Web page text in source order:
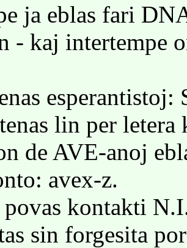
ja eblas fari
- kaj intertempe
lin per
de AVE-anoj
avex-z.
kontakti
sin forgesita